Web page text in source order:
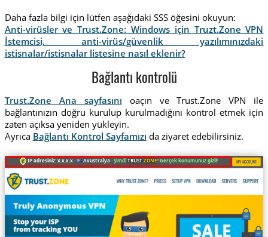
Daha fazla bilgi için lütfen aşağıdaki SSS öğesini okuyun:
Anti-virüsler ve Trust.Zone: Windows için Truzt.Zone VPN
İstemcisi, anti-virüs/güvenlik yazılımınızdaki
istisnalar/istisnalar listesine nasıl eklenir?
Bağlantı kontrolü
Trust.Zone Ana sayfasını oaçın ve Trust.Zone VPN ile
bağlantınızın doğru kurulup kurulmadığını kontrol etmek için
zaten açıksa yeniden yükleyin.
Ayrıca Bağlantı Kontrol Sayfamızı da ziyaret edebilirsiniz.
IP adresiniz: x.x.x.x · Avustralya ·ŞimdiTRUST.ZONE! Gerçek konumunuz gizli!